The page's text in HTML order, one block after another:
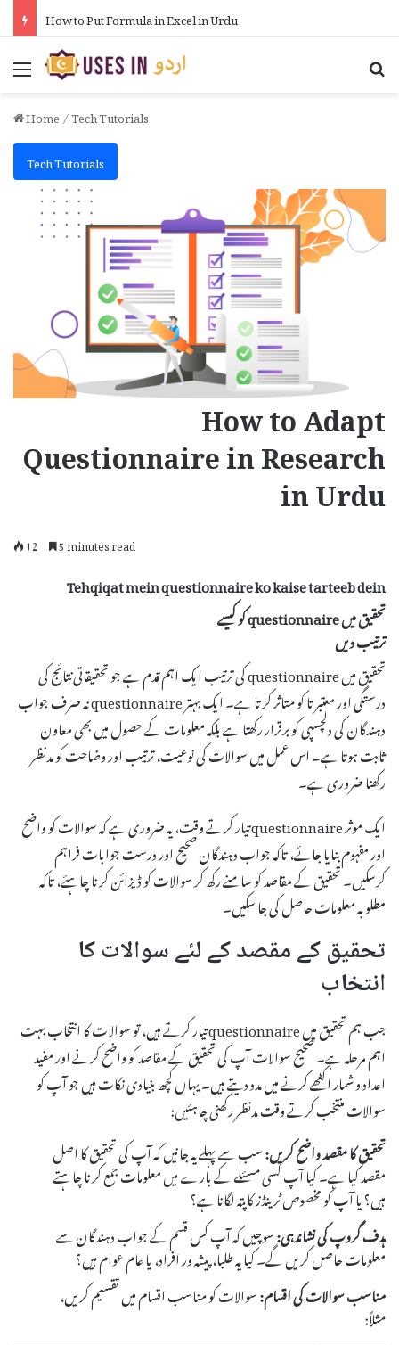
How to Put Formula in Excel in Urdu
Menu
Home/Tech Tutorials
Tech Tutorials
How to Adapt
Questionnaire in Research
in Urdu
12 5 minutes read
Tehqiqat mein questionnaire ko kaise tarteeb dein
تحقیق میں questionnaire کو کیسے
ترتیب دیں
تحقیق میں questionnaire کی ترتیب ایک اہم قدم ہے جو تحقیقاتی نتائج کی
درستگی اور معتبرتا کو متاثر کرتا ہے۔ ایک بہتر questionnaire نہ صرف جواب
دہندگان کی دلچسپی کو برقرار رکھتا ہے بلکہ معلومات کے حصول میں بھی معاون
ثابت ہوتا ہے۔ اس عمل میں سوالات کی نوعیت، ترتیب اور وضاحت کو مدنظر
رکھنا ضروری ہے۔
ایک موثر questionnaire تیار کرتے وقت، یہ ضروری ہے کہ سوالات کو واضح
اور مفہوم بنایا جائے، تاکہ جواب دہندگان صحیح اور درست جوابات فراہم
کرسکیں۔ تحقیق کے مقاصد کو سامنے رکھ کر سوالات کو ڈیزائن کرنا چاہئے، تاکہ
مطلوبہ معلومات حاصل کی جا سکیں۔
تحقیق کے مقصد کے لئے سوالات کا
انتخاب
جب ہم تحقیق میں questionnaire تیار کرتے ہیں، تو سوالات کا انتخاب بہت
اہم مرحلہ ہے۔ صحیح سوالات آپ کی تحقیق کے مقاصد کو واضح کرنے اور مفید
اعداد و شمار اکٹھے کرنے میں مدد دیتے ہیں۔ یہاں کچھ بنیادی نکات ہیں جو آپ کو
سوالات منتخب کرتے وقت مدنظر رکھنی چاہئیں:
تحقیق کا مقصد واضح کریں:سب سے پہلے یہ جانیں کہ آپ کی تحقیق کا اصل
مقصد کیا ہے۔ کیا آپ کسی مسئلے کے بارے میں معلومات جمع کرنا چاہتے
ہیں؟ یا آپ کو مخصوص ٹرینڈز کا پتہ لگانا ہے؟
ہدف گروپ کی نشاندہی:سوچیں کہ آپ کس قسم کے جواب دہندگان سے
معلومات حاصل کریں گے۔ کیا یہ طلبا، پیشہ ور افراد، یا عام عوام ہیں؟
مناسب سوالات کی اقسام:سوالات کو مناسب اقسام میں تقسیم کریں،
مثلاً: